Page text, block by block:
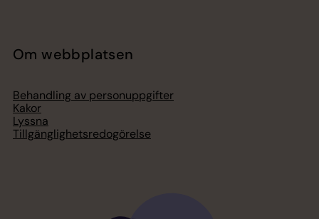
Om webbplatsen
Behandling av personuppgifter
Kakor
Lyssna
Tillgänglighetsredogörelse